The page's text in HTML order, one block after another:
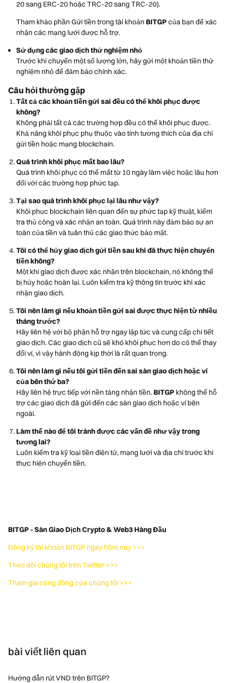
20 sang ERC-20 hoặc TRC-20 sang TRC-20).
Tham khảo phần Gửi tiền trong tài khoản BITGPcủa bạn để xác
nhận các mạng lưới được hỗ trợ.
Sử dụng các giao dịch thử nghiệm nhỏ
Trước khi chuyển một số lượng lớn, hãy gửi một khoản tiền thử
nghiệm nhỏ để đảm bảo chính xác.
Câu hỏi thường gặp
Tất cả các khoản tiền gửi sai đều có thể khôi phục được
không?
Không phải tất cả các trường hợp đều có thể khôi phục được.
Khả năng khôi phục phụ thuộc vào tính tương thích của địa chỉ
gửi tiền hoặc mạng blockchain.
Quá trình khôi phục mất bao lâu?
Quá trình khôi phục có thể mất từ 10 ngày làm việc hoặc lâu hơn
đối với các trường hợp phức tạp.
Tại sao quá trình khôi phục lại lâu như vậy?
Khôi phục blockchain liên quan đến sự phức tạp kỹ thuật, kiểm
tra thủ công và xác nhận an toàn. Quá trình này đảm bảo sự an
toàn của tiền và tuân thủ các giao thức bảo mật.
Tôi có thể hủy giao dịch gửi tiền sau khi đã thực hiện chuyển
tiền không?
Một khi giao dịch được xác nhận trên blockchain, nó không thể
bị hủy hoặc hoàn lại. Luôn kiểm tra kỹ thông tin trước khi xác
nhận giao dịch.
Tôi nên làm gì nếu khoản tiền gửi sai được thực hiện từ nhiều
tháng trước?
Hãy liên hệ với bộ phận hỗ trợ ngay lập tức và cung cấp chi tiết
giao dịch. Các giao dịch cũ sẽ khó khôi phục hơn do có thể thay
đổi ví, vì vậy hành động kịp thời là rất quan trọng.
Tôi nên làm gì nếu tôi gửi tiền đến sai sàn giao dịch hoặc ví
của bên thứ ba?
Hãy liên hệ trực tiếp với nền tảng nhận tiền.BITGP không thể hỗ
trợ các giao dịch đã gửi đến các sàn giao dịch hoặc ví bên
ngoài.
Làm thế nào để tôi tránh được các vấn đề như vậy trong
tương lai?
Luôn kiểm tra kỹ loại tiền điện tử, mạng lưới và địa chỉ trước khi
thực hiện chuyển tiền.
BITGP - Sàn Giao Dịch Crypto & Web3 Hàng Đầu
Đăng ký tài khoản BITGP ngay hôm nay >>>
Theo dõi chúng tôi trên Twitter >>>
Tham gia cộng đồng của chúng tôi >>>
bài viết liên quan
Hướng dẫn rút VND trên BITGP?